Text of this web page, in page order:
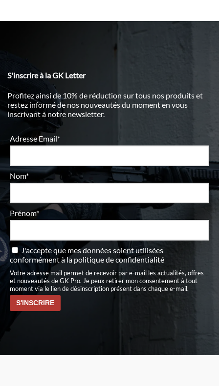
S'inscrire à la GK Letter
Profitez ainsi de 10% de réduction sur tous nos produits et
restez informé de nos nouveautés du moment en vous
inscrivant à notre newsletter.
Adresse Email*
Nom*
Prénom*
J'accepte que mes données soient utilisées
conformément àla politique de confidentialité
Votre adresse mail permet de recevoir par e-mail les actualités, offres
et nouveautés de GK Pro. Je peux retirer mon consentement à tout
moment via le lien de désinscription présent dans chaque e-mail.